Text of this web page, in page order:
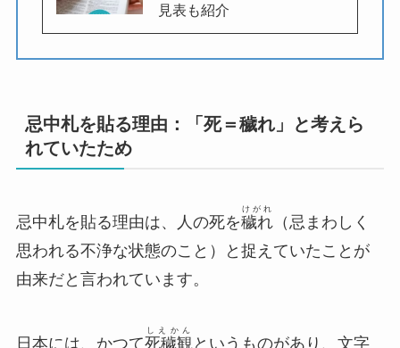
見表も紹介
忌中札を貼る理由：「死＝穢れ」と考えら
れていたため
忌中札を貼る理由は、人の死を穢れ
けがれ
（忌まわしく
思われる不浄な状態のこと）と捉えていたことが
由来だと言われています。
日本には、かつて死穢観
しえかん
というものがあり、文字